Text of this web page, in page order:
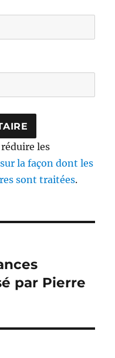
les
la façon dont les
sont traitées.
par Pierre